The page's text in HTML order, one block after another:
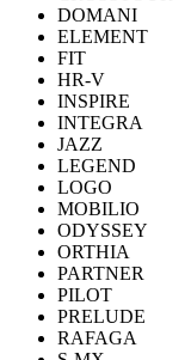
DOMANI
ELEMENT
FIT
HR-V
INSPIRE
INTEGRA
JAZZ
LEGEND
LOGO
MOBILIO
ODYSSEY
ORTHIA
PARTNER
PILOT
PRELUDE
RAFAGA